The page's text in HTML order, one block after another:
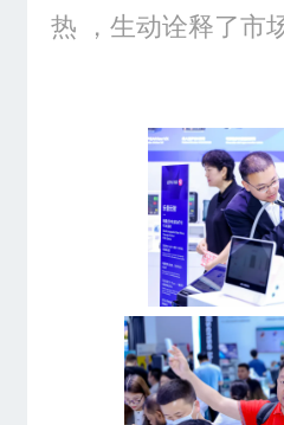
热 ，生动诠释了市